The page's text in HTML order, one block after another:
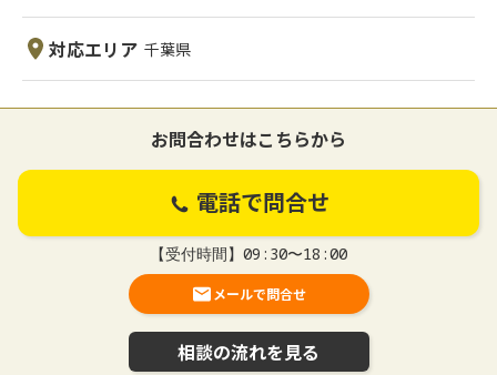
対応エリア 千葉県
お問合わせはこちらから
電話で問合せ
【受付時間】09:30〜18:00
メールで問合せ
相談の流れを見る